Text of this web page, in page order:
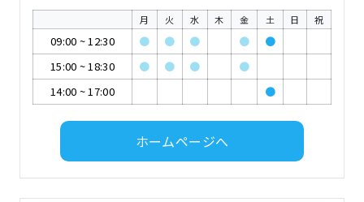
月 火 水 木 金 土 日 祝
09:00 ~12:30 ● ● ● ●
●
15:00 ~18:30 ● ● ●
●
14:00 ~17:00 ●
ホームページへ